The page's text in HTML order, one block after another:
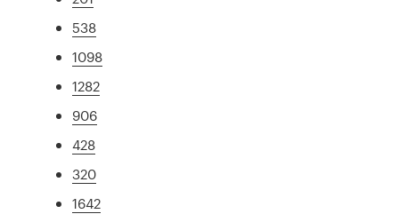
538
1098
1282
906
428
320
1642